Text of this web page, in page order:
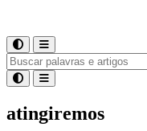
atingiremos